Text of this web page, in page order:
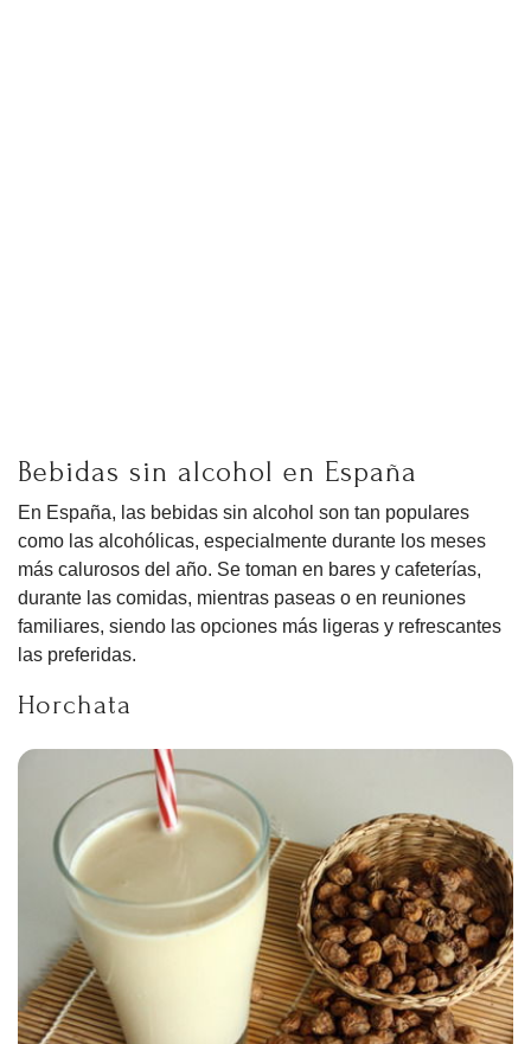
Bebidas sin alcohol en España
En España, las bebidas sin alcohol son tan populares
como las alcohólicas, especialmente durante los meses
más calurosos del año. Se toman en bares y cafeterías,
durante las comidas, mientras paseas o en reuniones
familiares, siendo las opciones más ligeras y refrescantes
las preferidas.
Horchata